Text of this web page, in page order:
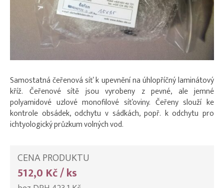
Samostatná čeřenová síť k upevnění na úhlopříčný laminátový
kříž. Čeřenové sítě jsou vyrobeny z pevné, ale jemné
polyamidové uzlové monofilové síťoviny. Čeřeny slouží ke
kontrole obsádek, odchytu v sádkách, popř. k odchytu pro
ichtyologický průzkum volných vod.
CENA PRODUKTU
512,0 Kč / ks